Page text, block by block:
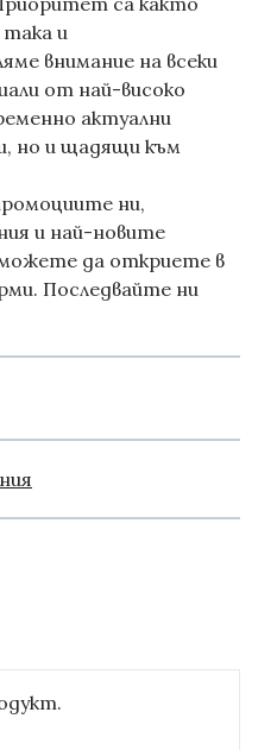
и
внимание на всеки
от най-високо
актуални
но и щадящи към
ни,
и най-новите
можете да откриете в
Последвайте ни